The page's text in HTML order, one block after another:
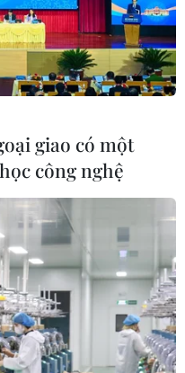
giao có một
công nghệ